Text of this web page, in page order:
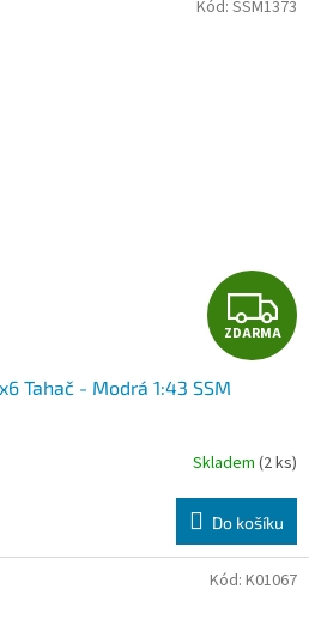
Z
D
R
M
A
ZDARMA
Tahač - Modrá 1:43 SSM
Skladem (2 ks)
Do košíku
Kód: SSM1373
Kód: K01067